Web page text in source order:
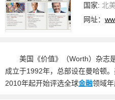
国家: 北
网址：
美国《价值》（Worth）杂志
成立于1992年，总部设在曼哈顿
2010年起开始评选全球金融领域年